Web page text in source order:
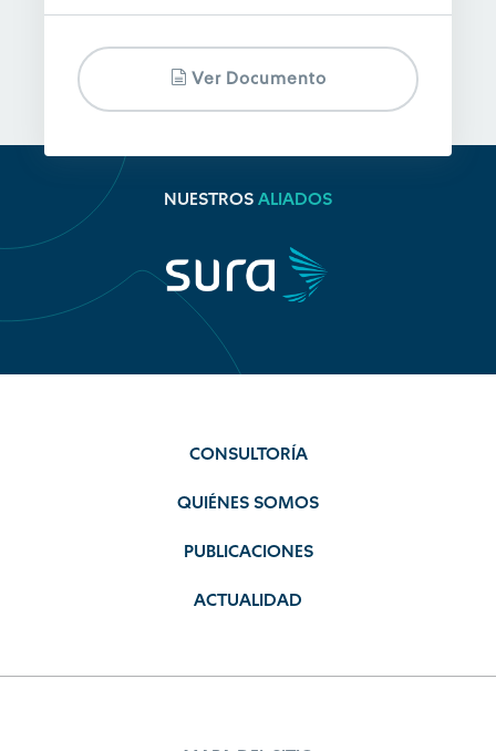
Ver Documento
NUESTROS ALIADOS
CONSULTORÍA
QUIÉNES SOMOS
PUBLICACIONES
ACTUALIDAD